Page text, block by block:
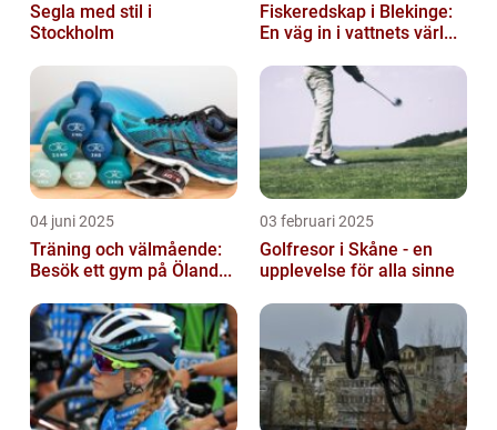
Segla med stil i
Stockholm
Fiskeredskap i Blekinge:
En väg in i vattnets värl...
04 juni 2025
Träning och välmående:
Besök ett gym på Öland...
03 februari 2025
Golfresor i Skåne - en
upplevelse för alla sinne